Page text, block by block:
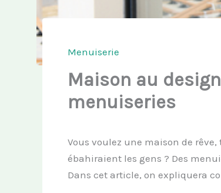
Menuiserie
Maison au
menuiseries
Vous voulez une maison de
ébahiraient les gens ? Des
Dans cet article, on expliquera